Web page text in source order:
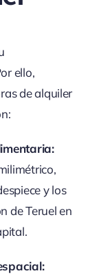
ello,
de alquiler
y los
de Teruel en